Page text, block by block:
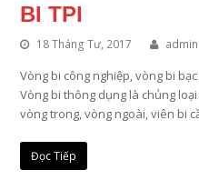
BI TPI
18 Tháng Tư, 2017 admin
Vòng bi công nghiệp, vòng bi
Vòng bi thông dụng là chủng
vòng trong, vòng ngoài, viên bi
Đọc Tiếp